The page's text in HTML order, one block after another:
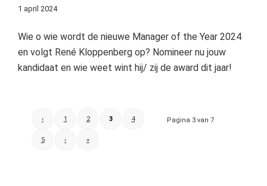
1 april 2024
Wie o wie wordt de nieuwe Manager of the Year 2024
en volgt René Kloppenberg op? Nomineer nu jouw
kandidaat en wie weet wint hij/ zij de award dit jaar!
Pagina 3 van 7
‹ 1 2 3 4
5 › »